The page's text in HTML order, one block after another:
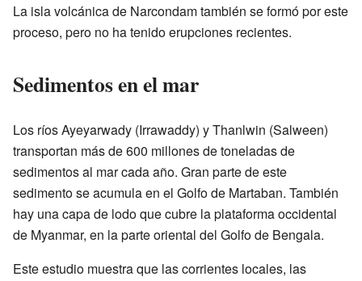
La isla volcánica de Narcondam también se formó por este
proceso, pero no ha tenido erupciones recientes.
Sedimentos en el mar
Los ríos Ayeyarwady (Irrawaddy) y Thanlwin (Salween)
transportan más de 600 millones de toneladas de
sedimentos al mar cada año. Gran parte de este
sedimento se acumula en el Golfo de Martaban. También
hay una capa de lodo que cubre la plataforma occidental
de Myanmar, en la parte oriental del Golfo de Bengala.
Este estudio muestra que las corrientes locales, las